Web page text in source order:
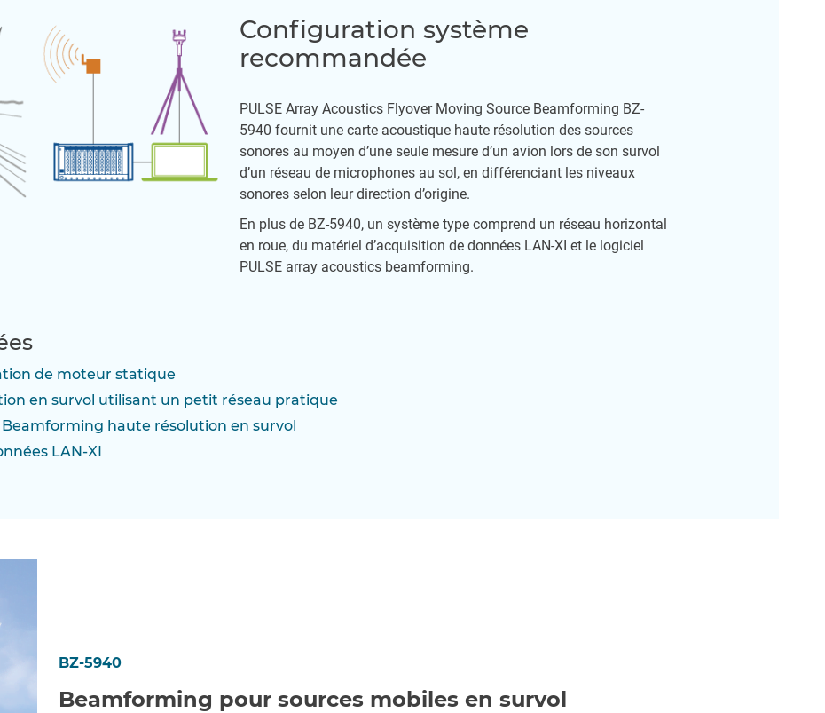
Configuration système
recommandée
PULSE Array Acoustics Flyover Moving Source Beamforming BZ-
5940 fournit une carte acoustique haute résolution des sources
sonores au moyen d’une seule mesure d’un avion lors de son survol
d’un réseau de microphones au sol, en différenciant les niveaux
sonores selon leur direction d’origine.
En plus de BZ-5940, un système type comprend un réseau horizontal
en roue, du matériel d’acquisition de données LAN-XI et le logiciel
PULSE array acoustics beamforming.
de moteur statique
en survol utilisant un petit réseau pratique
Beamforming haute résolution en survol
LAN-XI
BZ-5940
Beamforming pour sources mobiles en survol